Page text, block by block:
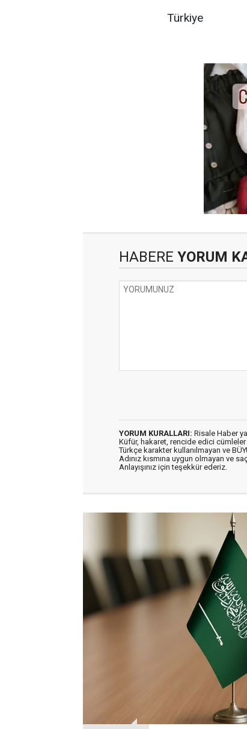
Türkiye
HABERE YORUM
YORUM KURALLARI: Risale Haber
Küfür, hakaret, rencide edici cümleler
Türkçe karakter kullanılmayan ve
Adınız kısmına uygun olmayan ve
Anlayışınız için teşekkür ederiz.